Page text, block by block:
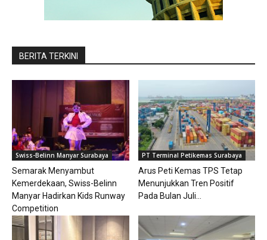
BERITA TERKINI
Swiss-Belinn Manyar Surabaya
Semarak Menyambut
Kemerdekaan, Swiss-Belinn
Manyar Hadirkan Kids Runway
Competition
PT Terminal Petikemas Surabaya
Arus Peti Kemas TPS Tetap
Menunjukkan Tren Positif
Pada Bulan Juli...